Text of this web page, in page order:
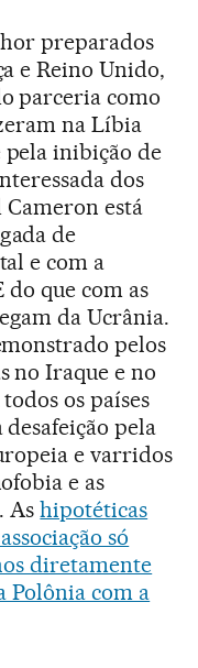
preparados
e Reino Unido,
parceria como
na Líbia
pela inibição de
dos
Cameron está
de
e com a
do que com as
da Ucrânia.
pelos
no Iraque e no
os países
pela
e varridos
e as
Ashipotéticas
só
diretamente
Polônia com a